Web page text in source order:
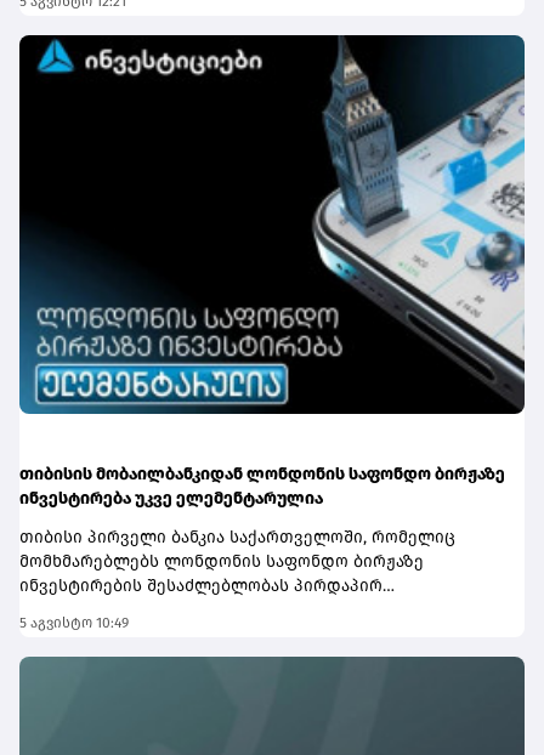
გახდნენ საქართველოს ბანკის სტიპენდიატები და
ისწავლონ სასურველ უნივერსიტეტში სრული
დაფინანსებით.დიდ ბრიტანეთში სწავლის მსურველებმა,
6 ოქტომბრამდე უნდა შეავსონ განაცხადი
ბმულზე.აღსანიშნავია ისიც, რომ საქართველოს ბანკის
სტიპენდია ფარავს როგორც ერთწლიან სამაგისტრო
საფეხურზე სწავლის, ასევე მასთან დაკავშირებულ
ყველა აუცილებელ ხარჯს.პროგრამის ფარგლებში უკვე
გამოვლინდა საქართველოს ბანკის 30-ზე მეტი
სტიპენდიატი და მათი რაოდენობა კი ყოველწლიურად
იზრდება.შეგახსენებთ, რომ საქართველოს ბანკი უკვე 10
წელზე მეტია CHEVENING-ის სასტიპენდიო პროგრამის
პარტნიორია. საქართველოს ბანკის მიერ
განხორციელებული საგანმანათლებლო პროგრამების
შესახებ დეტალური ინფორმაციის მისაღებად ეწვიეთ
ვებგვერდს.
თიბისის მობაილბანკიდან ლონდონის საფონდო ბირჟაზე
ინვესტირება უკვე ელემენტარულია
თიბისი პირველი ბანკია საქართველოში, რომელიც
მომხმარებლებს ლონდონის საფონდო ბირჟაზე
ინვესტირების შესაძლებლობას პირდაპირ
ამერიკისა და ლონდონის ბაზრებზე წარმოდგენილ
კომპანიებში ინვესტირება ერთი საინვესტიციო
5 აგვისტო 10:49